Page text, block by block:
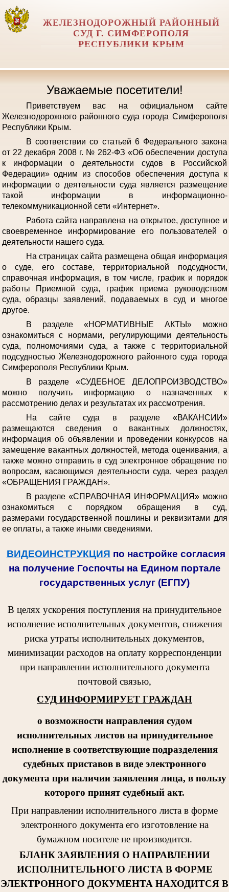
ЖЕЛЕЗНОДОРОЖНЫЙ РАЙОННЫЙ
СУД Г. СИМФЕРОПОЛЯ
РЕСПУБЛИКИ КРЫМ
Уважаемые посетители!
Приветствуем вас на официальном сайте
Железнодорожного районного суда города Симферополя
Республики Крым.
В соответствии со статьей 6 Федерального закона
от 22 декабря 2008 г. № 262-ФЗ «Об обеспечении доступа
к информации о деятельности судов в Российской
Федерации» одним из способов обеспечения доступа к
информации о деятельности суда является размещение
такой информации в информационно-
телекоммуникационной сети «Интернет».
Работа сайта направлена на открытое, доступное и
своевременное информирование его пользователей о
деятельности нашего суда.
На страницах сайта размещена общая информация
о суде, его составе, территориальной подсудности,
справочная информация, в том числе, график и порядок
работы Приемной суда, график приема руководством
суда, образцы заявлений, подаваемых в суд и многое
другое.
В разделе «НОРМАТИВНЫЕ АКТЫ» можно
ознакомиться с нормами, регулирующими деятельность
суда, полномочиями суда, а также с территориальной
подсудностью Железнодорожного районного суда города
Симферополя Республики Крым.
В разделе «СУДЕБНОЕ ДЕЛОПРОИЗВОДСТВО»
можно получить информацию о назначенных к
рассмотрению делах и результатах их рассмотрения.
На сайте суда в разделе «ВАКАНСИИ»
размещаются сведения о вакантных должностях,
информация об объявлении и проведении конкурсов на
замещение вакантных должностей, метода оценивания, а
также можно отправить в суд электронное обращение по
вопросам, касающимся деятельности суда, через раздел
«ОБРАЩЕНИЯ ГРАЖДАН».
В разделе «СПРАВОЧНАЯ ИНФОРМАЦИЯ» можно
ознакомиться с порядком обращения в суд,
размерами государственной пошлины и реквизитами для
ее оплаты, а также иными сведениями.
ВИДЕОИНСТРУКЦИЯ по настройке согласия
на получение Госпочты на Едином портале
государственных услуг (ЕГПУ)
В целях ускорения поступления на принудительное
исполнение исполнительных документов, снижения
риска утраты исполнительных документов,
минимизации расходов на оплату корреспонденции
при направлении исполнительного документа
почтовой связью,
СУД ИНФОРМИРУЕТ ГРАЖДАН
о возможности направления судом
исполнительных листов на принудительное
исполнение в соответствующие подразделения
судебных приставов в виде электронного
документа при наличии заявления лица, в пользу
которого принят судебный акт.
При направлении исполнительного листа в форме
электронного документа его изготовление на
бумажном носителе не производится.
БЛАНК ЗАЯВЛЕНИЯ О НАПРАВЛЕНИИ
ИСПОЛНИТЕЛЬНОГО ЛИСТА В ФОРМЕ
ЭЛЕКТРОННОГО ДОКУМЕНТА НАХОДИТСЯ В